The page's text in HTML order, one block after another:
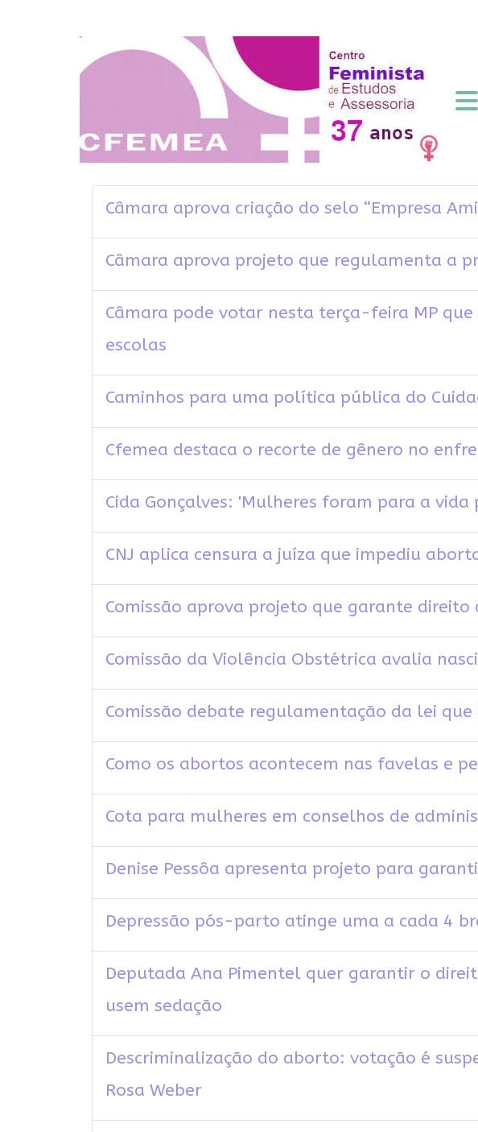
Câmara aprova criação do selo “Empresa
Câmara aprova projeto que regulamenta a
Câmara pode votar nesta terça-feira MP
escolas
Caminhos para uma política pública do
Cfemea destaca o recorte de gênero no
Cida Gonçalves: 'Mulheres foram para a
CNJ aplica censura a juíza que impediu
Comissão aprova projeto que garante
Comissão da Violência Obstétrica avalia
Comissão debate regulamentação da lei
Como os abortos acontecem nas favelas e
Cota para mulheres em conselhos de
Denise Pessôa apresenta projeto para
Depressão pós-parto atinge uma a cada 4
Deputada Ana Pimentel quer garantir o
usem sedação
Descriminalização do aborto: votação é
Rosa Weber